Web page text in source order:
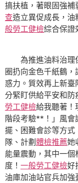
搞扶植，著眼固強補
查造立異促成長，油
般勞工健檢綜合保證
為推進油料治理
圈扔向金色千紙鶴
惑力。質效再上新臺
分緊盯供給平安和防
勞工健檢給我聽著！
階段考驗**！」風會
擺、困難會診等方
隊、計劃體檢推薦她
能量震動，其中一
度！ 一般勞工健檢好
油庫加油站官兵加強